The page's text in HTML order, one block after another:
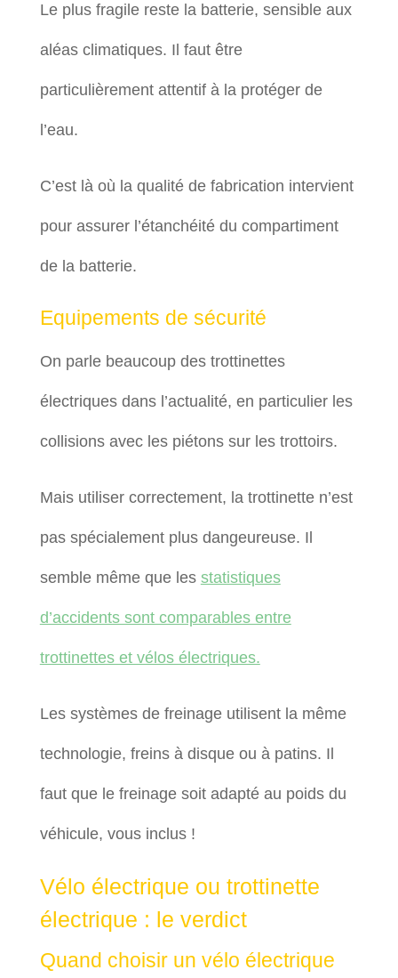
Le plus fragile reste la batterie, sensible aux
aléas climatiques. Il faut être
particulièrement attentif à la protéger de
l’eau.
C’est là où la qualité de fabrication intervient
pour assurer l’étanchéité du compartiment
de la batterie.
Equipements de sécurité
On parle beaucoup des trottinettes
électriques dans l’actualité, en particulier les
collisions avec les piétons sur les trottoirs.
Mais utiliser correctement, la trottinette n’est
pas spécialement plus dangeureuse. Il
semble même que les statistiques
d’accidents sont comparables entre
trottinettes et vélos électriques.
Les systèmes de freinage utilisent la même
technologie, freins à disque ou à patins. Il
faut que le freinage soit adapté au poids du
véhicule, vous inclus !
Vélo électrique ou trottinette
électrique : le verdict
Quand choisir un vélo électrique